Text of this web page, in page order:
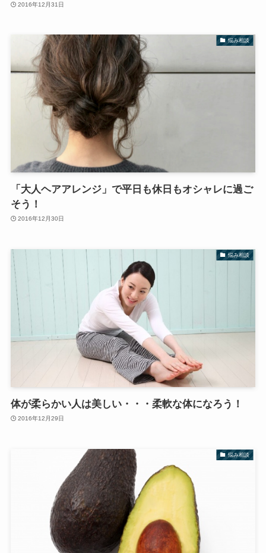
2016年12月31日
悩み相談
「大人ヘアアレンジ」で平日も休日もオシャレに過ご
そう！
2016年12月30日
悩み相談
体が柔らかい人は美しい・・・柔軟な体になろう！
2016年12月29日
悩み相談